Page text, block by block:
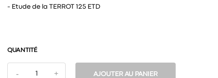
- Etude de la TERROT 125 ETD
QUANTITÉ
AJOUTER AU PANIER